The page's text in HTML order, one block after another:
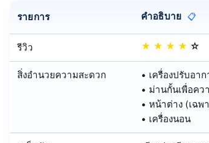
รายการ คำอธิบาย 📋
รีวิว ★ ★ ★ ★ ☆
สิ่งอำนวยความสะดวก
• เครื่องปรับอา
• ม่านกั้นเพื่อคว
• หน้าต่าง (เฉพ
• เครื่องนอน